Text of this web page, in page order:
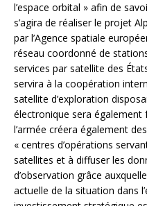
l’espace orbital » afin de
s’agira de réaliser le projet
par l’Agence spatiale
réseau coordonné de
services par satellite des
servira à la coopération
satellite d’exploration
électronique sera
l’armée créera également
« centres d’opérations
satellites et à diffuser les
d’observation grâce
actuelle de la situation dans